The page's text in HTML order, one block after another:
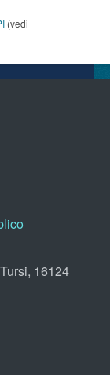
(vedi
16124